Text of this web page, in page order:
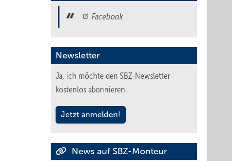
Facebook
Newsletter
Ja, ich möchte den SBZ-Newsletter
kostenlos abonnieren.
Jetzt anmelden!
News auf SBZ-Monteur